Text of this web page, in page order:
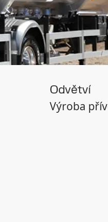
Odvětví
Výroba